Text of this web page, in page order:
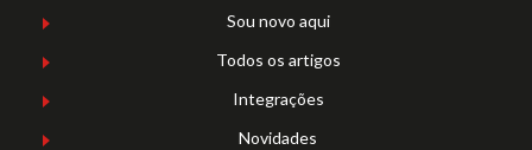
Sou novo aqui
Todos os artigos
Integrações
Novidades